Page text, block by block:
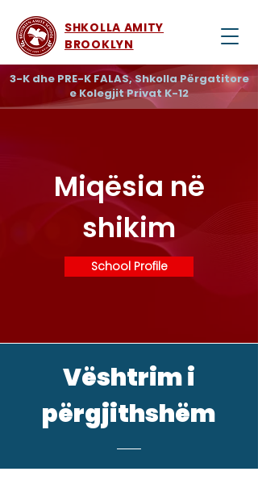
SHKOLLA AMITY
BROOKLYN
3-K dhe PRE-K FALAS, Shkolla Përgatitore
e Kolegjit Privat K-12
Miqësia në
shikim
School Profile
Vështrim i
përgjithshëm